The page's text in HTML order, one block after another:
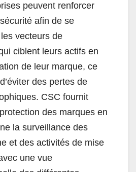
peuvent renforcer
afin de se
vecteurs de
ciblent leurs actifs en
de leur marque, ce
des pertes de
CSC fournit
des marques en
la surveillance des
et des activités de mise
une vue